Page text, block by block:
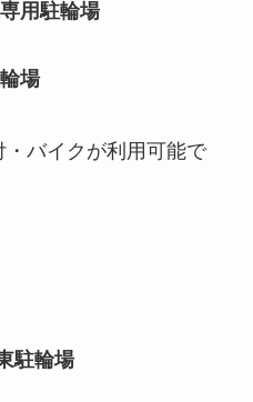
用駐輪場
場
・バイクが利用可能で
駐輪場